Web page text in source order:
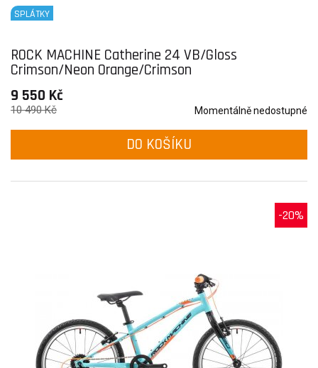
SPLÁTKY
ROCK MACHINE Catherine 24 VB/Gloss
Crimson/Neon Orange/Crimson
9 550 Kč
Momentálně nedostupné
10 490 Kč
DO KOŠÍKU
-20%